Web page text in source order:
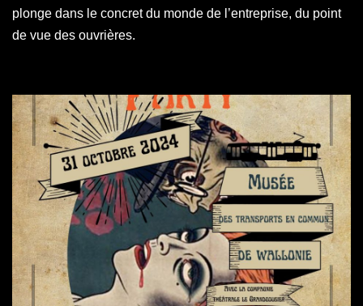
plonge dans le concret du monde de l’entreprise, du point
de vue des ouvrières.